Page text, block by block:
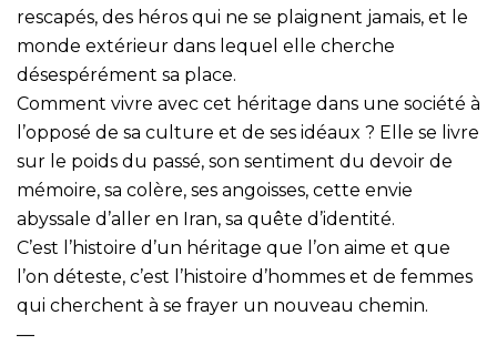
rescapés, des héros qui ne se plaignent jamais, et le
monde extérieur dans lequel elle cherche
désespérément sa place.
Comment vivre avec cet héritage dans une société à
l’opposé de sa culture et de ses idéaux ? Elle se livre
sur le poids du passé, son sentiment du devoir de
mémoire, sa colère, ses angoisses, cette envie
abyssale d’aller en Iran, sa quête d’identité.
C’est l’histoire d’un héritage que l’on aime et que
l’on déteste, c’est l’histoire d’hommes et de femmes
qui cherchent à se frayer un nouveau chemin.
—